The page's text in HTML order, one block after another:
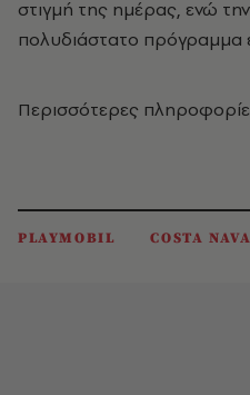
στιγμή της ημέρας, ενώ
πολυδιάστατο πρόγραμμα
Περισσότερες
PLAYMOBIL COSTA